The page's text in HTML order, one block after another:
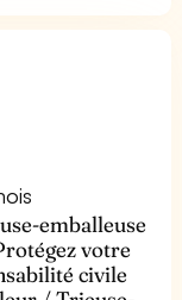
emballeuse
votre
civile